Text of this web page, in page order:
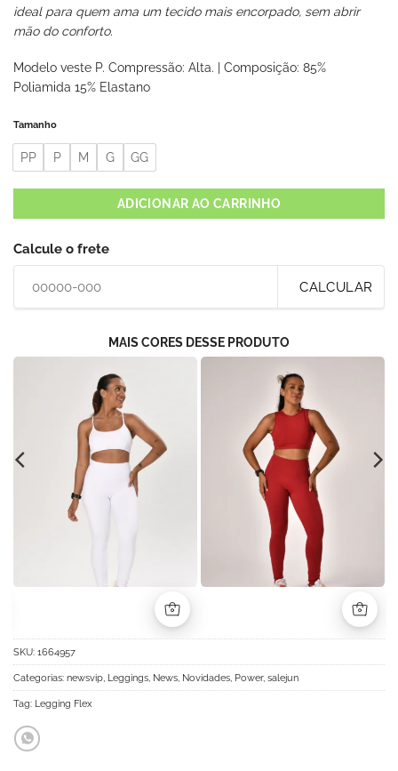
ideal para quem ama um tecido mais encorpado, sem abrir
mão do conforto.
Modelo veste P. Compressão: Alta. | Composição: 85%
Poliamida 15% Elastano
Tamanho
PP P M G GG
ADICIONAR AO CARRINHO
Calcule o frete
CALCULAR
MAIS CORES DESSE PRODUTO
SKU: 1664957
Categorias: newsvip, Leggings, News, Novidades, Power, salejun
Tag: Legging Flex